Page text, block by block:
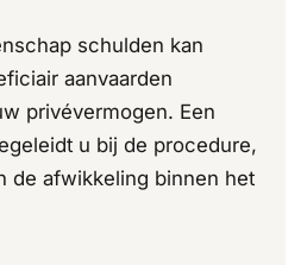
schulden kan
aanvaarden
privévermogen. Een
u bij de procedure,
de afwikkeling binnen het